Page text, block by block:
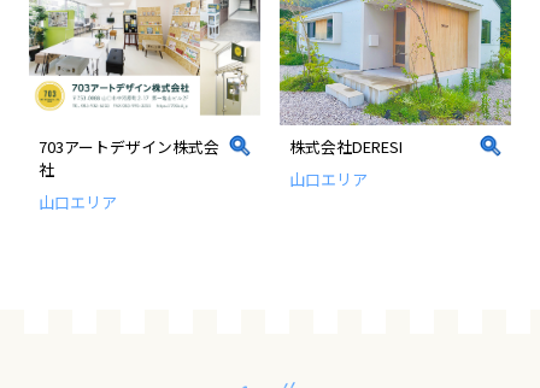
すでにご登録済み事業者の皆様
イベント情報の掲載はこちら
703アートデザイン株式会
社
山口エリア
株式会社DERESI
山口エリア